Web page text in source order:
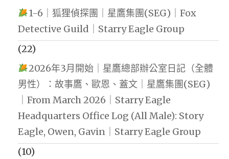
1-6｜狐狸偵探團｜星鷹集團(SEG)｜Fox
Detective Guild｜Starry Eagle Group
(22)
2026年3月開始｜星鷹總部辦公室日記（全體
男性）：故事鷹、歐恩、蓋文｜星鷹集團(SEG)
｜From March 2026｜Starry Eagle
Headquarters Office Log (All Male): Story
Eagle, Owen, Gavin｜Starry Eagle Group
(10)